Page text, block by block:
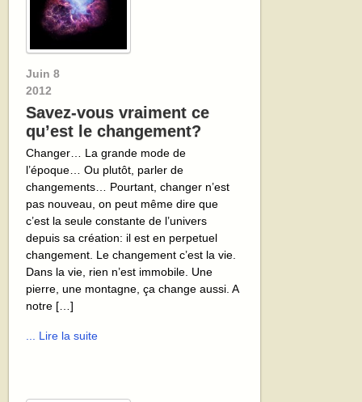
Juin 8
2012
Savez-vous vraiment ce
qu’est le changement?
Changer… La grande mode de
l’époque… Ou plutôt, parler de
changements… Pourtant, changer n’est
pas nouveau, on peut même dire que
c’est la seule constante de l’univers
depuis sa création: il est en perpetuel
changement. Le changement c’est la vie.
Dans la vie, rien n’est immobile. Une
pierre, une montagne, ça change aussi. A
notre […]
... Lire la suite